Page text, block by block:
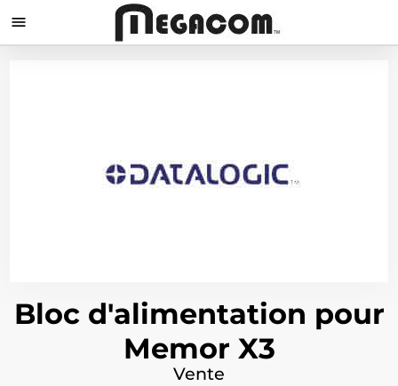

Bloc d'alimentation pour
Memor X3
Vente